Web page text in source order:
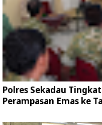
Polres Sekadau
Perampasan Emas ke